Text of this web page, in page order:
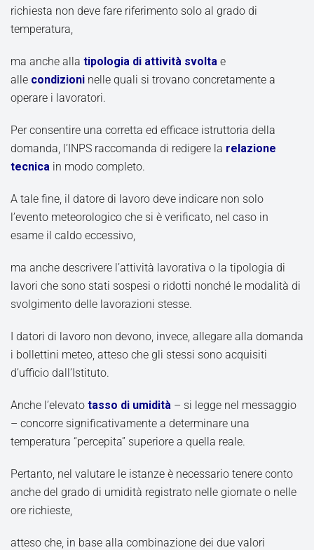
richiesta non deve fare riferimento solo al grado di
temperatura,
ma anche alla tipologia di attività svolta e
alle condizioni nelle quali si trovano concretamente a
operare i lavoratori.
Per consentire una corretta ed efficace istruttoria della
domanda, l’INPS raccomanda di redigere la relazione
tecnica in modo completo.
A tale fine, il datore di lavoro deve indicare non solo
l’evento meteorologico che si è verificato, nel caso in
esame il caldo eccessivo,
ma anche descrivere l’attività lavorativa o la tipologia di
lavori che sono stati sospesi o ridotti nonché le modalità di
svolgimento delle lavorazioni stesse.
I datori di lavoro non devono, invece, allegare alla domanda
i bollettini meteo, atteso che gli stessi sono acquisiti
d’ufficio dall’Istituto.
Anche l’elevato tasso di umidità – si legge nel messaggio
– concorre significativamente a determinare una
temperatura “percepita” superiore a quella reale.
Pertanto, nel valutare le istanze è necessario tenere conto
anche del grado di umidità registrato nelle giornate o nelle
ore richieste,
atteso che, in base alla combinazione dei due valori